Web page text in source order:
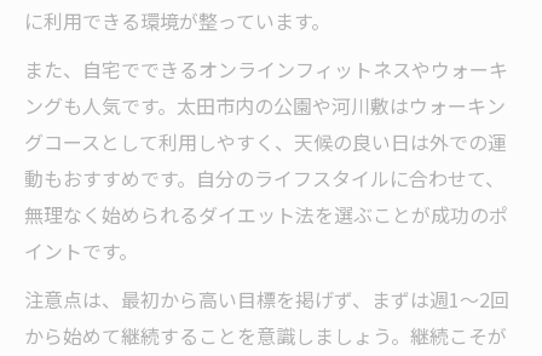
に利用できる環境が整っています。
また、自宅でできるオンラインフィットネスやウォーキ
ングも人気です。太田市内の公園や河川敷はウォーキン
グコースとして利用しやすく、天候の良い日は外での運
動もおすすめです。自分のライフスタイルに合わせて、
無理なく始められるダイエット法を選ぶことが成功のポ
イントです。
注意点は、最初から高い目標を掲げず、まずは週1～2回
から始めて継続することを意識しましょう。継続こそが